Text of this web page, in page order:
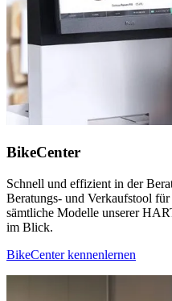
BikeCenter
Schnell und effizient in der
Beratungs- und Verkaufstool
sämtliche Modelle unserer
im Blick.
BikeCenter kennenlernen